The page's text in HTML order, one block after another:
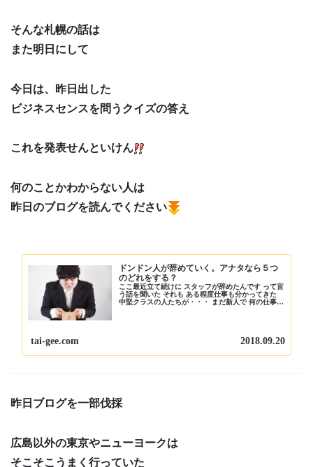
そんな札幌の話は
また明日にして
今日は、昨日出した
ビジネスセンスを問うクイズの答え
これを発表せんといけん
何のことかわからない人は
昨日のブログを読んでください
ドンドン人が辞めていく。アナタなら５つ
のどれをする？
ここ最近立て続けに スタッフが辞めたんです って言
う話を聞いた それも ある程度仕事も分かってきた
中堅クラスの人たちが・・・ まだ新人で 何の仕事も
tai-gee.com 2018.09.20
昨日ブログを一部伐採
広島以外の東京やニューヨークは
そこそこうまく行っていた